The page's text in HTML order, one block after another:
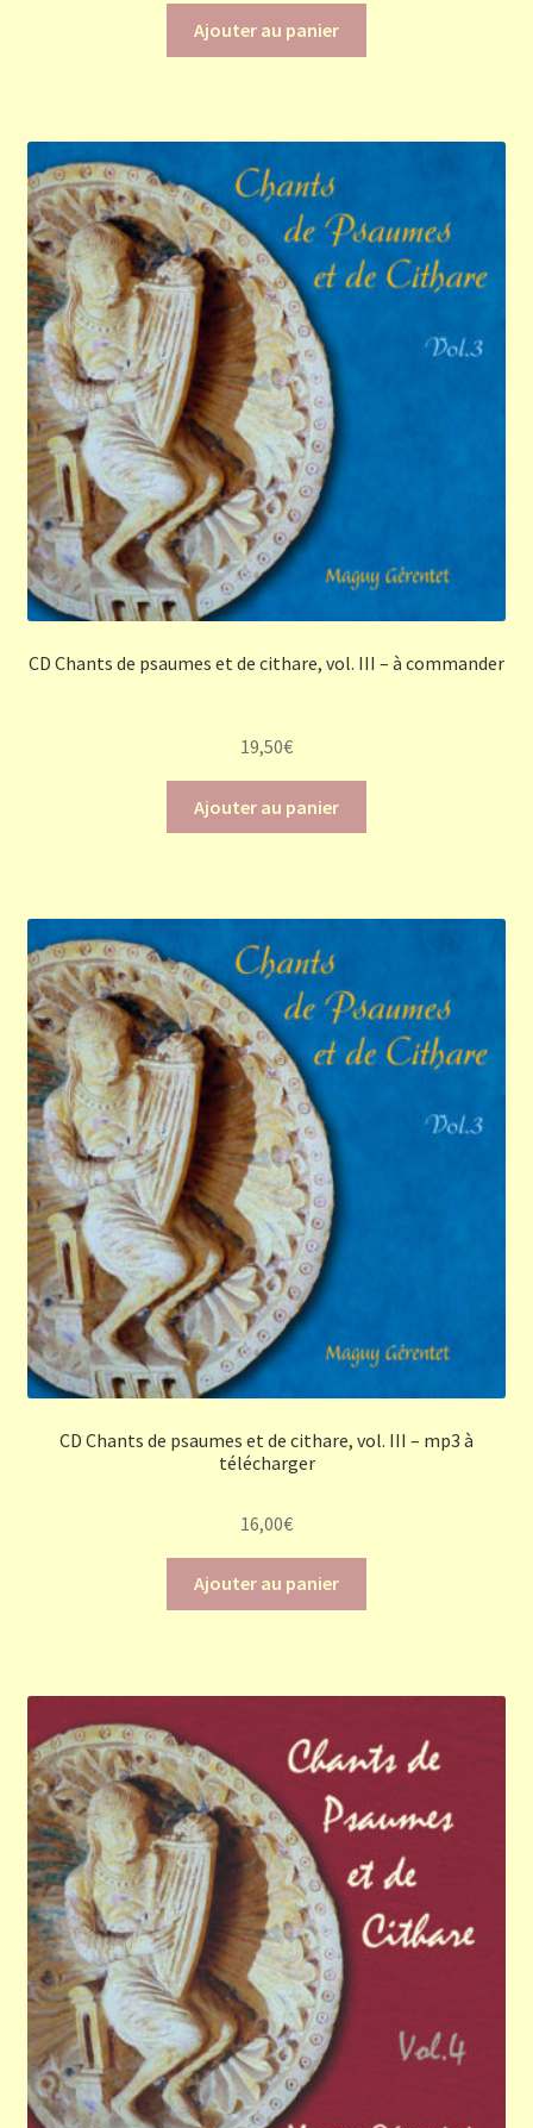
Ajouter au panier
CD Chants de psaumes et de cithare, vol. III – à commander
19,50€
Ajouter au panier
CD Chants de psaumes et de cithare, vol. III – mp3 à
télécharger
16,00€
Ajouter au panier